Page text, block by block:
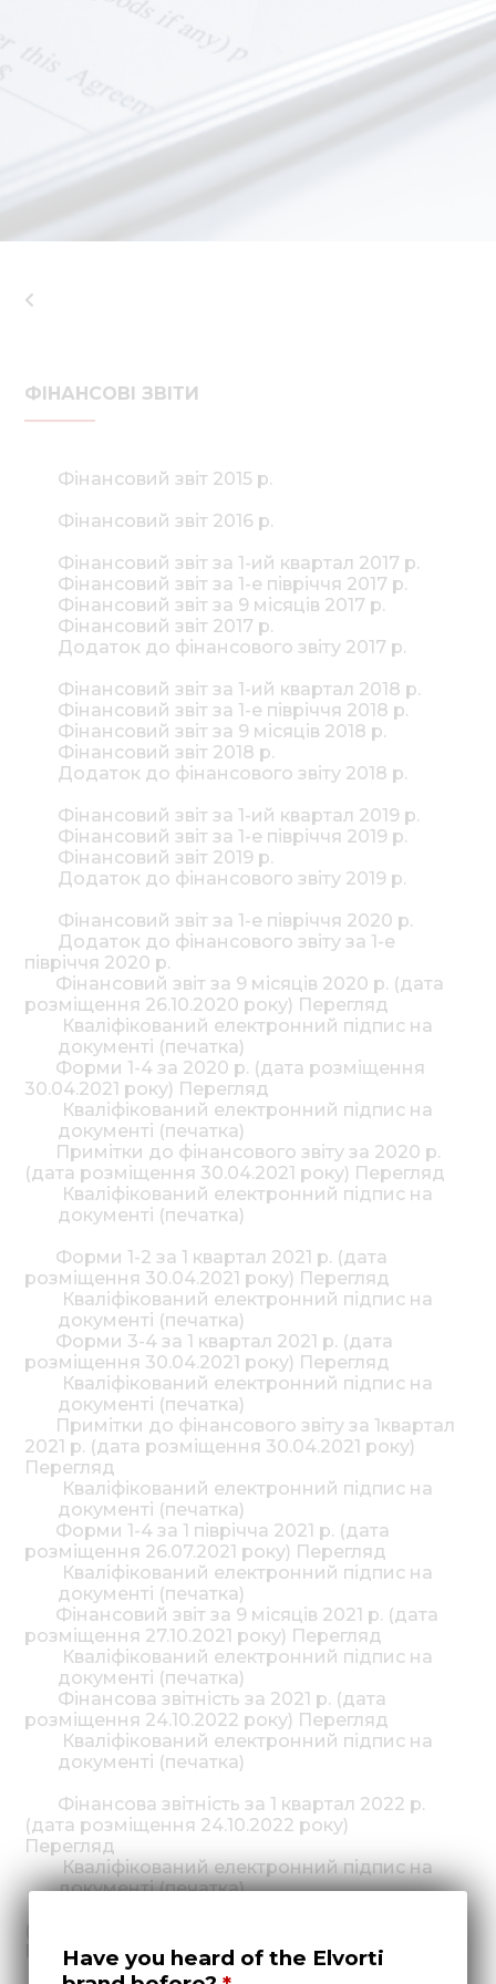
Медіа
ФІНАНСОВІ ЗВІТИ
Фінансовий звіт 2015 р.
Фінансовий звіт 2016 р.
Фінансовий звіт за 1-ий квартал 2017 р.
Фінансовий звіт за 1-е півріччя 2017 р.
Фінансовий звіт за 9 місяців 2017 р.
Фінансовий звіт 2017 р.
Додаток до фінансового звіту 2017 р.
Фінансовий звіт за 1-ий квартал 2018 р.
Фінансовий звіт за 1-е півріччя 2018 р.
Фінансовий звіт за 9 місяців 2018 р.
Фінансовий звіт 2018 р.
Додаток до фінансового звіту 2018 р.
Фінансовий звіт за 1-ий квартал 2019 р.
Фінансовий звіт за 1-е півріччя 2019 р.
Фінансовий звіт 2019 р.
Додаток до фінансового звіту 2019 р.
Фінансовий звіт за 1-е півріччя 2020 р.
Додаток до фінансового звіту за 1-е
півріччя 2020 р.
Фінансовий звіт за 9 місяців 2020 р. (дата
розміщення 26.10.2020 року) Перегляд
Кваліфікований електронний підпис на
документі (печатка)
Форми 1-4 за 2020 р. (дата розміщення
30.04.2021 року) Перегляд
Кваліфікований електронний підпис на
документі (печатка)
Примітки до фінансового звіту за 2020 р.
(дата розміщення 30.04.2021 року) Перегляд
Кваліфікований електронний підпис на
документі (печатка)
Форми 1-2 за 1 квартал 2021 р. (дата
розміщення 30.04.2021 року) Перегляд
Кваліфікований електронний підпис на
документі (печатка)
Форми 3-4 за 1 квартал 2021 р. (дата
розміщення 30.04.2021 року) Перегляд
Кваліфікований електронний підпис на
документі (печатка)
Примітки до фінансового звіту за 1квартал
2021 р. (дата розміщення 30.04.2021 року)
Перегляд
Кваліфікований електронний підпис на
документі (печатка)
Форми 1-4 за 1 піврічча 2021 р. (дата
розміщення 26.07.2021 року) Перегляд
Кваліфікований електронний підпис на
документі (печатка)
Фінансовий звіт за 9 місяців 2021 р. (дата
розміщення 27.10.2021 року) Перегляд
Кваліфікований електронний підпис на
документі (печатка)
Фінансова звітність за 2021 р. (дата
розміщення 24.10.2022 року) Перегляд
Кваліфікований електронний підпис на
документі (печатка)
Фінансова звітність за 1 квартал 2022 р.
(дата розміщення 24.10.2022 року)
Перегляд
Кваліфікований електронний підпис на
документі (печатка)
(дата розміщення 24.10.2022 року)
Перегляд
Кваліфікований електронний підпис на
Have you heard of the Elvorti